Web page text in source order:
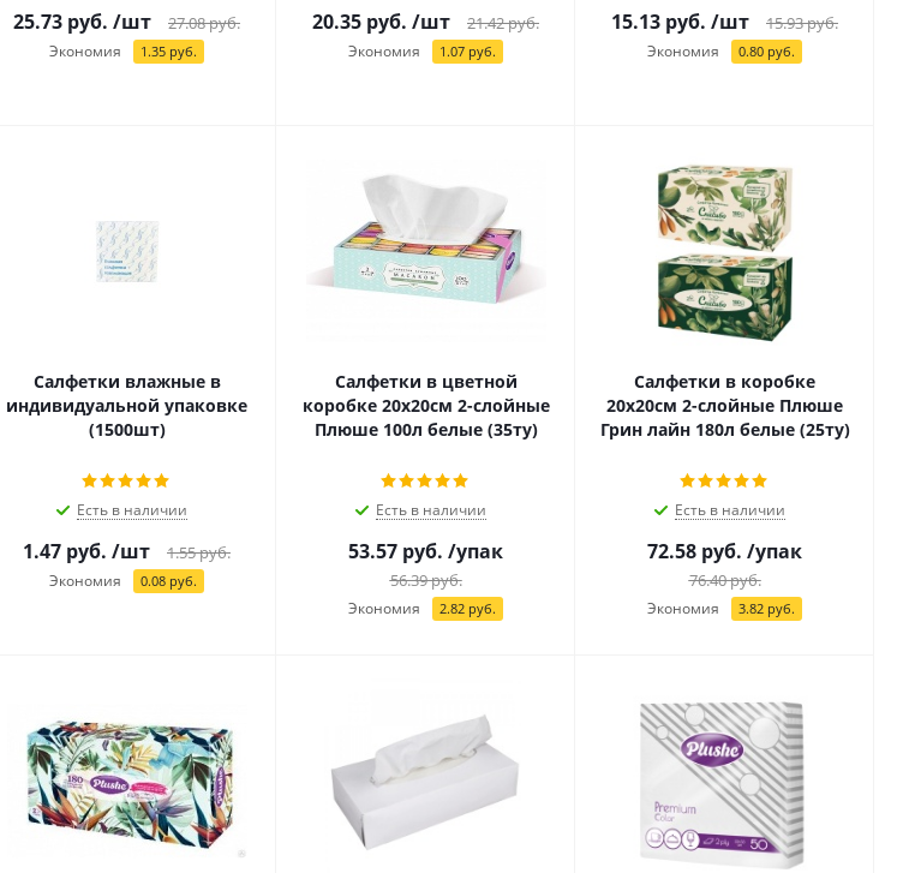
25.73 руб. /шт 27.08руб.
Экономия 1.35руб.
20.35 руб. /шт 21.42руб.
Экономия 1.07руб.
15.13 руб. /шт 15.93руб.
Экономия 0.80руб.
Салфетки влажные в
индивидуальной упаковке
(1500шт)
Есть в наличии
1.47 руб. /шт 1.55руб.
Экономия 0.08руб.
Салфетки в цветной
коробке 20х20см 2-слойные
Плюше 100л белые (35ту)
Есть в наличии
53.57 руб. /упак
56.39руб.
Экономия 2.82руб.
Салфетки в коробке
20х20см 2-слойные Плюше
Грин лайн 180л белые (25ту)
Есть в наличии
72.58 руб. /упак
76.40руб.
Экономия 3.82руб.